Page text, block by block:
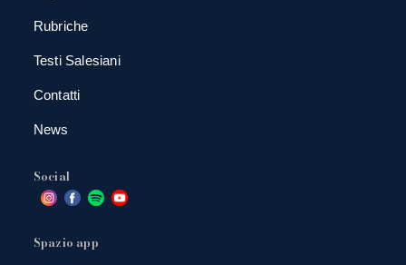
Rubriche
Testi Salesiani
Contatti
News
Social
Spazio app